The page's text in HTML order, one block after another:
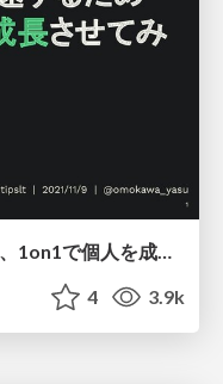
チームの成功を加速するために、1on1で個人を成長させてみた / growth people makes team good with one on one meeting
4 3.9k